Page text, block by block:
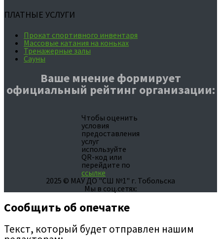
ПЛАТНЫЕ УСЛУГИ
Прокат спортивного инвентаря
Массовые катания на коньках
Тренажерные залы
Сауны
Ваше мнение формирует
официальный рейтинг организации:
Чтобы оценить
условия
предоставления
услуг
используйте
QR-код или
перейдите по
ссылке
2025 © МАУ ДО "СШ №1" г. Тобольска
Мы в соц.сетях:
Сообщить об опечатке
Текст, который будет отправлен нашим